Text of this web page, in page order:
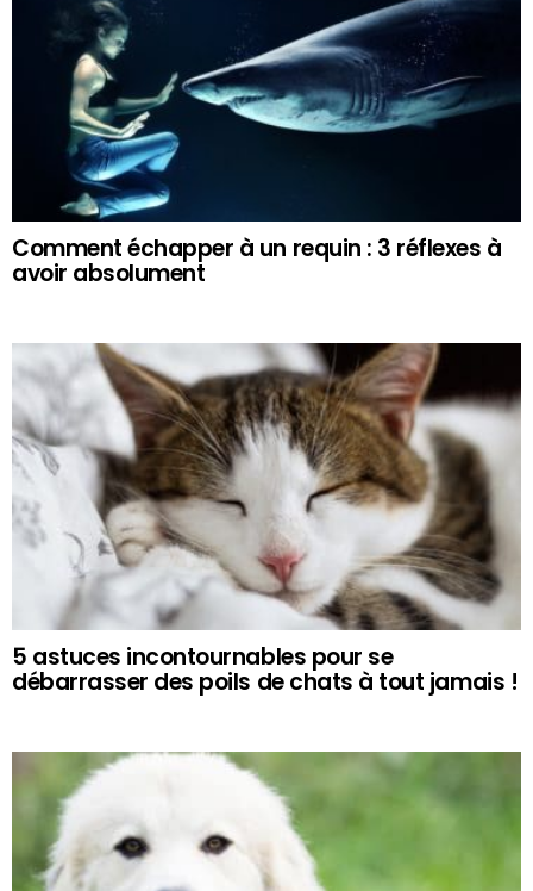
Comment échapper à un requin : 3 réflexes à
avoir absolument
5 astuces incontournables pour se
débarrasser des poils de chats à tout jamais !